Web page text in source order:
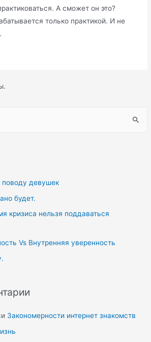
поводу девушек
будет.
кризиса нельзя поддаваться
Vs Внутренняя уверенность
Закономерности интернет знакомств
А сможет он это?
только практикой. И не